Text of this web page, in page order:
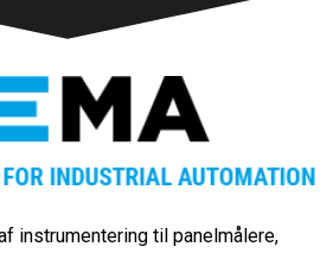
instrumentering til panelmålere,